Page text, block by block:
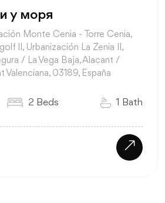
у моря
Monte Cenia - Torre Cenia,
II, Urbanización La Zenia II,
/ La Vega Baja, Alacant /
03189, España
2 Beds 1 Bath